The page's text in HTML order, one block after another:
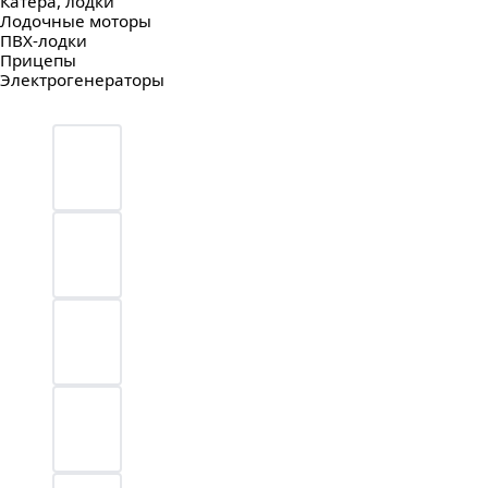
Лодочные моторы
ПВХ-лодки
Прицепы
Электрогенераторы